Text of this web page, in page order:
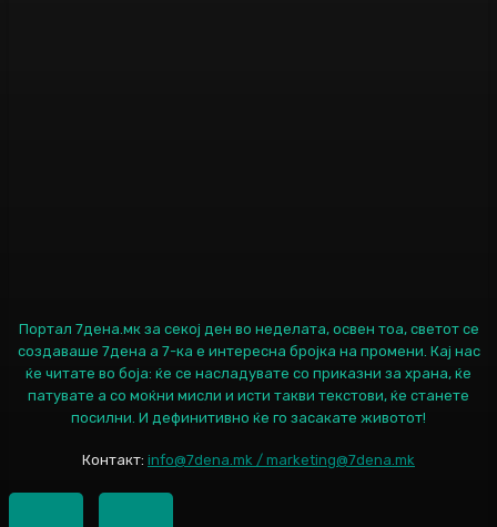
Портал 7дена.мк за секој ден во неделата, освен тоа, светот се
создаваше 7дена а 7-ка е интересна бројка на промени. Кај нас
ќе читате во боја: ќе се насладувате со приказни за храна, ќе
патувате а со моќни мисли и исти такви текстови, ќе станете
посилни. И дефинитивно ќе го засакате животот!
Контакт: info@7dena.mk / marketing@7dena.mk